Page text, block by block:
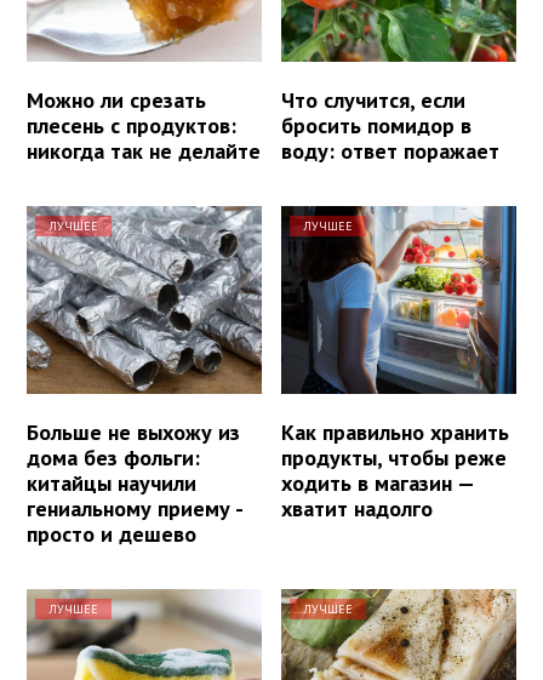
Можно ли срезать
плесень с продуктов:
никогда так не делайте
Что случится, если
бросить помидор в
воду: ответ поражает
ЛУЧШЕЕ
Больше не выхожу из
дома без фольги:
китайцы научили
гениальному приему -
просто и дешево
ЛУЧШЕЕ
Как правильно хранить
продукты, чтобы реже
ходить в магазин —
хватит надолго
ЛУЧШЕЕ ЛУЧШЕЕ